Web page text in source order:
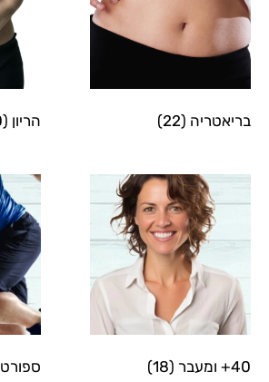
בריאטריה הריון
40+ ומעבר ספורט